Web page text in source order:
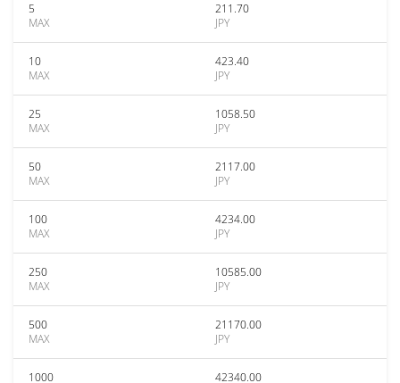
5
MAX
211.70
JPY
10
MAX
423.40
JPY
25
MAX
1058.50
JPY
50
MAX
2117.00
JPY
100
MAX
4234.00
JPY
250
MAX
10585.00
JPY
500
MAX
21170.00
JPY
1000
42340.00